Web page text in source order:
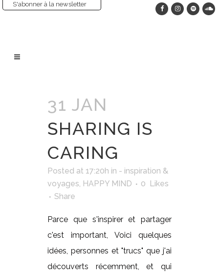
S'abonner à la newsletter
31 JAN
SHARING IS
CARING
Posted at 17:20h in - inspiration &
voyages, HAPPY MIND 0 Likes
Share
Parce que s'inspirer et partager
c'est important, Voici quelques
idées, personnes et "trucs" que j'ai
découverts récemment, et qui